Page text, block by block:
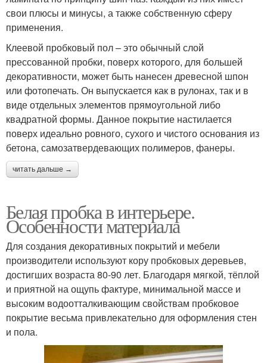
свои плюсы и минусы, а также собственную сферу
применения.
Клеевой пробковый пол – это обычный слой
прессованной пробки, поверх которого, для большей
декоративности, может быть нанесен древесной шпон
или фотопечать. Он выпускается как в рулонах, так и в
виде отдельных элементов прямоугольной либо
квадратной формы. Данное покрытие настилается
поверх идеально ровного, сухого и чистого основания из
бетона, самозатвердевающих полимеров, фанеры.
читать дальше →
Белая пробка в интерьере.
Особенности материала
Для создания декоративных покрытий и мебели
производители используют кору пробковых деревьев,
достигших возраста 80-90 лет. Благодаря мягкой, тёплой
и приятной на ощупь фактуре, минимальной массе и
высоким водоотталкивающим свойствам пробковое
покрытие весьма привлекательно для оформления стен
и пола.